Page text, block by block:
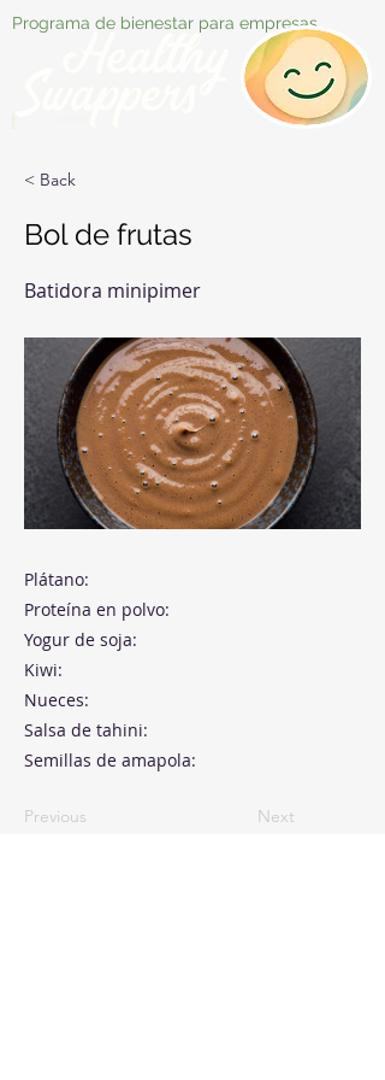
Programa de bienestar para empresas
< Back
Bol de frutas
Batidora minipimer
Plátano:
Proteína en polvo:
Yogur de soja:
Kiwi:
Nueces:
Salsa de tahini:
Semillas de amapola:
Previous Next